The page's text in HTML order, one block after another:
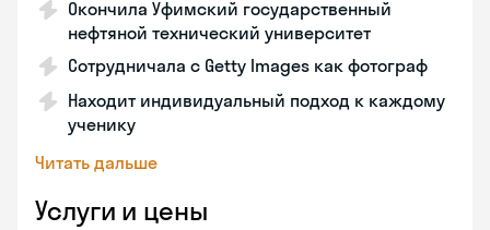
Окончила Уфимский государственный
нефтяной технический университет
Сотрудничала с Getty Images как фотограф
Находит индивидуальный подход к каждому
ученику
Читать дальше
Услуги и цены